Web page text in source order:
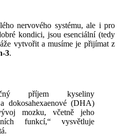
nervového systému, ale i pro
kondici, jsou esenciální (tedy
vytvořit a musíme je přijímat z
3.
příjem kyseliny
dokosahexaenové (DHA)
mozku, včetně jeho
funkcí,“ vysvětluje